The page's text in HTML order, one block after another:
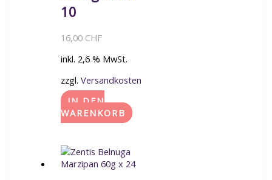
10
16,00 CHF
inkl. 2,6 % MwSt.
zzgl. Versandkosten
IN DEN
WARENKORB